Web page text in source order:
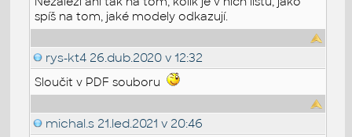
spíš na tom, jaké modely odkazují.
rys-kt4 26.dub.2020 v 12:32
Sloučit v PDF souboru
michal.s 21.led.2021 v 20:46